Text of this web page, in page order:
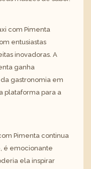
com Pimenta
entusiastas
inovadoras. A
ganha
gastronomia em
plataforma para a
Pimenta continua
é emocionante
ela inspirar